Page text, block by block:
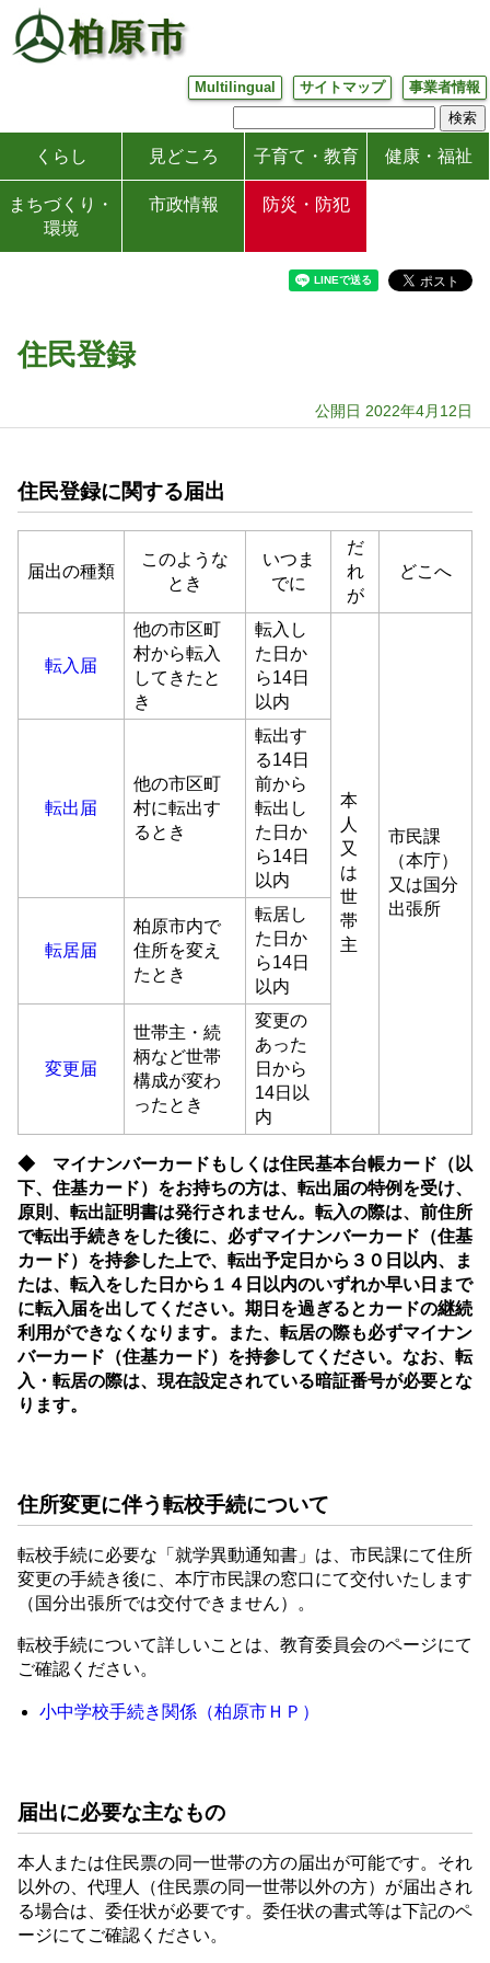
Multilingual サイトマップ 事業者情報
くらし 見どころ 子育て・教育 健康・福祉
まちづくり・
環境
市政情報 防災・防犯
住民登録
公開日 2022年4月12日
住民登録に関する届出
届出の種類
このような
とき
いつま
でに
だ
れ
が
どこへ
転入届
他の市区町
村から転入
してきたと
き
転入し
た日か
ら14日
以内
本
人
又
は
世
帯
主
市民課
（本庁）
又は国分
出張所
転出届
他の市区町
村に転出す
るとき
転出す
る14日
前から
転出し
た日か
ら14日
以内
転居届
柏原市内で
住所を変え
たとき
転居し
た日か
ら14日
以内
変更届
世帯主・続
柄など世帯
構成が変わ
ったとき
変更の
あった
日から
14日以
内
◆ マイナンバーカードもしくは住民基本台帳カード（以
下、住基カード）をお持ちの方は、 転出届の特例を受け、
原則、転出証明書は発行されません。転入の際は、前住所
で転出手続きをした後に、必ずマイナンバーカード（住基
カード）を持参した上で、転出予定日から３０日以内、ま
たは、転入をした日から１４日以内のいずれか早い日まで
に転入届を出してください。期日を過ぎるとカードの継続
利用ができなくなります。また、転居の際も必ずマイナン
バーカード（住基カード）を持参してください。なお、転
入・転居の際は、 現在設定されている暗証番号が必要とな
ります。
住所変更に伴う転校手続について
転校手続に必要な「就学異動通知書」は、市民課にて住所
変更の手続き後に、本庁市民課の窓口にて交付いたします
（国分出張所では交付できません）。
転校手続について詳しいことは、教育委員会のページにて
ご確認ください。
小中学校手続き関係（柏原市ＨＰ）
届出に必要な主なもの
本人または住民票の同一世帯の方の届出が可能です。それ
以外の、代理人（住民票の同一世帯以外の方）が届出され
る場合は、委任状が必要です。委任状の書式等は下記のペ
ージにてご確認ください。